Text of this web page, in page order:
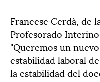
Francesc Cerdà, de
Profesorado Interino
"Queremos un
estabilidad laboral
la estabilidad del